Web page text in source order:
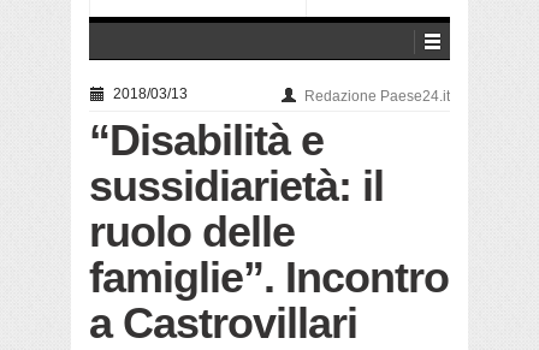
2018/03/13 Redazione Paese24.it
“Disabilità e
sussidiarietà: il
ruolo delle
famiglie”. Incontro
a Castrovillari